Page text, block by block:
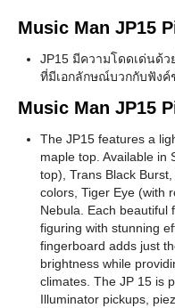
Music Man JP15
JP15 มีความโดดเด่นด้ว
ที่มีเอกลักษณ์บวกกับฟัง
Music Man JP15
The JP15 features a
maple top. Available in
top), Trans Black
colors, Tiger Eye (with
Nebula. Each beautiful
figuring with stunning
fingerboard adds just
brightness while
climates. The JP 15 is
Illuminator pickups,